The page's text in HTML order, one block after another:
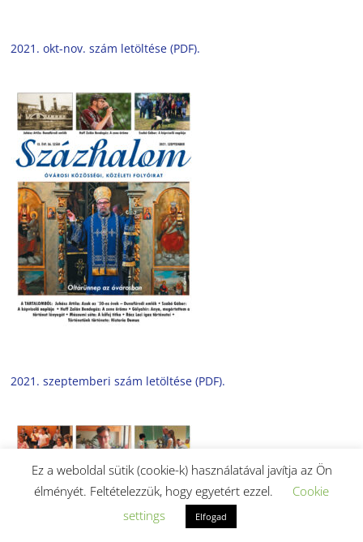
2021. okt-nov. szám letöltése (PDF).
2021. szeptemberi szám letöltése (PDF).
Ez a weboldal sütik (cookie-k) használatával javítja az Ön
élményét. Feltételezzük, hogy egyetért ezzel.
Cookie
settings
Elfogad